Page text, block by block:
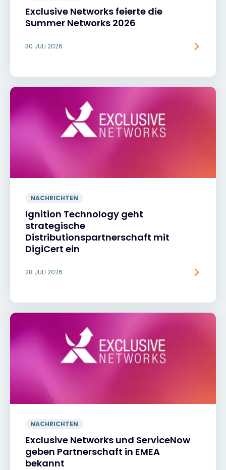
Exclusive Networks feierte die
Summer Networks 2026
30 JULI 2026
NACHRICHTEN
Ignition Technology geht
strategische
Distributionspartnerschaft mit
DigiCert ein
28 JULI 2026
NACHRICHTEN
Exclusive Networks und ServiceNow
geben Partnerschaft in EMEA
bekannt